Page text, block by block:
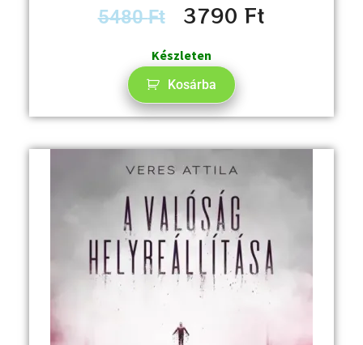
5480Ft 3790Ft
Készleten
Kosárba